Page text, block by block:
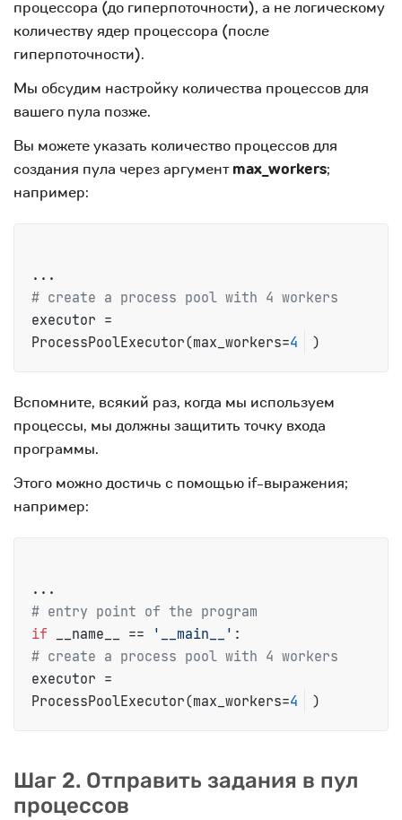
процессора (до гиперпоточности), а не логическому
количеству ядер процессора (после
гиперпоточности).
Мы обсудим настройку количества процессов для
вашего пула позже.
Вы можете указать количество процессов для
создания пула через аргументmax_workers;
например:
# create a process pool with 4 workers
executor =
ProcessPoolExecutor(max_workers=4 )
Вспомните, всякий раз, когда мы используем
процессы, мы должны защитить точку входа
программы.
Этого можно достичь с помощью if-выражения;
например:
# entry point of the program
if __name__ == '__main__'
# create a process pool with 4 workers
executor =
ProcessPoolExecutor(max_workers=4 )
Шаг 2. Отправить задания в пул
процессов